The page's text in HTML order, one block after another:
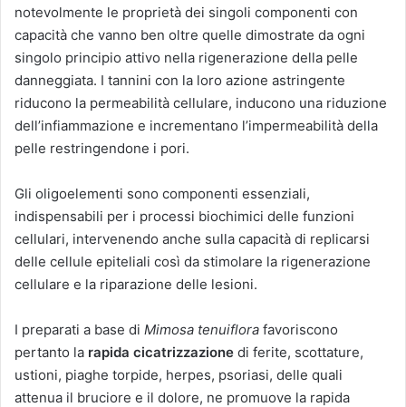
notevolmente le proprietà dei singoli componenti con
capacità che vanno ben oltre quelle dimostrate da ogni
singolo principio attivo nella rigenerazione della pelle
danneggiata. I tannini con la loro azione astringente
riducono la permeabilità cellulare, inducono una riduzione
dell’infiammazione e incrementano l’impermeabilità della
pelle restringendone i pori.
Gli oligoelementi sono componenti essenziali,
indispensabili per i processi biochimici delle funzioni
cellulari, intervenendo anche sulla capacità di replicarsi
delle cellule epiteliali così da stimolare la rigenerazione
cellulare e la riparazione delle lesioni.
I preparati a base di Mimosa tenuiflora favoriscono
pertanto la rapida cicatrizzazione di ferite, scottature,
ustioni, piaghe torpide, herpes, psoriasi, delle quali
attenua il bruciore e il dolore, ne promuove la rapida